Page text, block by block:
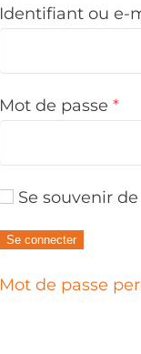
Identifiant ou e-
Mot de passe *
Se souvenir
Se connecter
Mot de passe